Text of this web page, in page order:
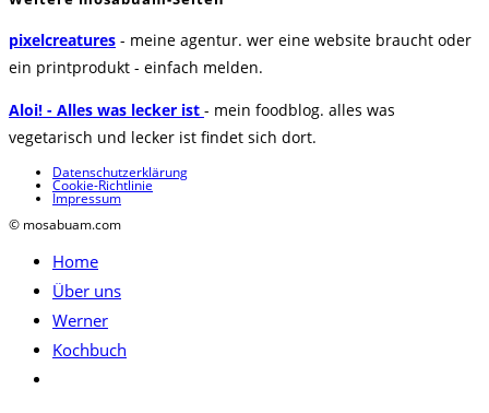
pixelcreatures - meine agentur. wer eine website braucht oder
ein printprodukt - einfach melden.
Aloi! - Alles was lecker ist - mein foodblog. alles was
vegetarisch und lecker ist findet sich dort.
Datenschutzerklärung
Cookie-Richtlinie
Impressum
© mosabuam.com
Home
Über uns
Werner
Kochbuch